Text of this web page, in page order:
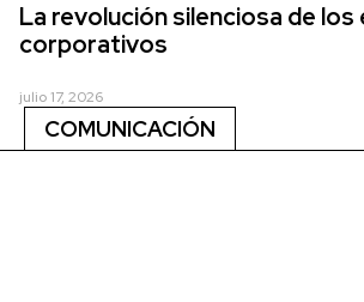
La revolución silenciosa de
corporativos
julio 17, 2026
COMUNICACIÓN